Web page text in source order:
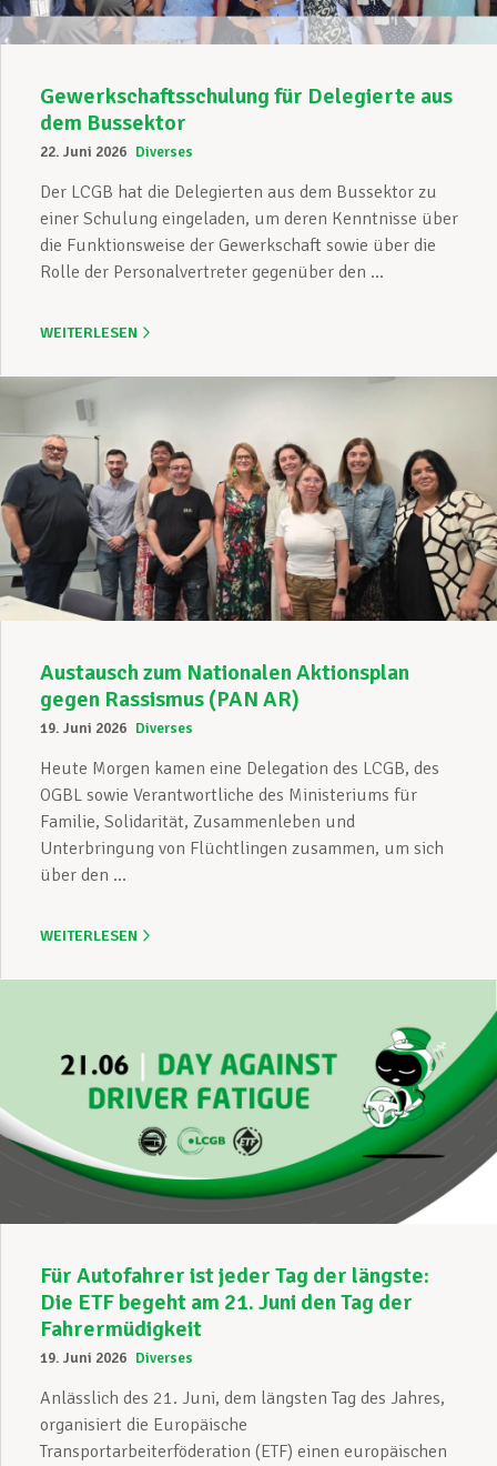
Gewerkschaftsschulung für Delegierte aus
dem Bussektor
22. Juni 2026 Diverses
Der LCGB hat die Delegierten aus dem Bussektor zu
einer Schulung eingeladen, um deren Kenntnisse über
die Funktionsweise der Gewerkschaft sowie über die
Rolle der Personalvertreter gegenüber den ...
WEITERLESEN
Austausch zum Nationalen Aktionsplan
gegen Rassismus (PAN AR)
19. Juni 2026 Diverses
Heute Morgen kamen eine Delegation des LCGB, des
OGBL sowie Verantwortliche des Ministeriums für
Familie, Solidarität, Zusammenleben und
Unterbringung von Flüchtlingen zusammen, um sich
über den ...
WEITERLESEN
Für Autofahrer ist jeder Tag der längste:
Die ETF begeht am 21. Juni den Tag der
Fahrermüdigkeit
19. Juni 2026 Diverses
Anlässlich des 21. Juni, dem längsten Tag des Jahres,
organisiert die Europäische
Transportarbeiterföderation (ETF) einen europäischen